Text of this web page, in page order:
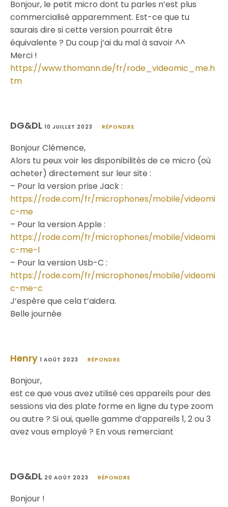
Bonjour, le petit micro dont tu parles n’est plus
commercialisé apparemment. Est-ce que tu
saurais dire si cette version pourrait être
équivalente ? Du coup j’ai du mal à savoir ^^
Merci !
https://www.thomann.de/fr/rode_videomic_me.h
tm
DG&DL 10 JUILLET 2023 RÉPONDRE
Bonjour Clémence,
Alors tu peux voir les disponibilités de ce micro (où
acheter) directement sur leur site :
– Pour la version prise Jack :
https://rode.com/fr/microphones/mobile/videomi
c-me
– Pour la version Apple :
https://rode.com/fr/microphones/mobile/videomi
c-me-l
– Pour la version Usb-C :
https://rode.com/fr/microphones/mobile/videomi
c-me-c
J’espère que cela t’aidera.
Belle journée
Henry 1 AOÛT 2023 RÉPONDRE
Bonjour,
est ce que vous avez utilisé ces appareils pour des
sessions via des plate forme en ligne du type zoom
ou autre ? Si oui, quelle gamme d’appareils 1, 2 ou 3
avez vous employé ? En vous remerciant
DG&DL 20 AOÛT 2023 RÉPONDRE
Bonjour !